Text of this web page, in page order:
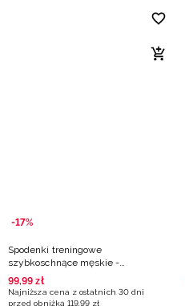
-17%
Spodenki treningowe
szybkoschnące męskie -
oliwkowe/khaki
99,99 zł
Najniższa cena z ostatnich 30 dni
przed obniżką 119,99 zł